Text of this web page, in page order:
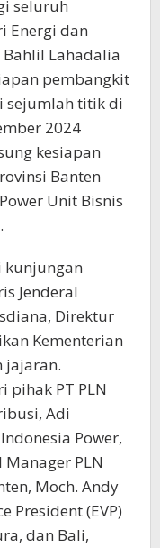
seluruh
Energi dan
Bahlil Lahadalia
pembangkit
sejumlah titik di
2024
kesiapan
Banten
Unit Bisnis
kunjungan
Jenderal
Direktur
Kementerian
jajaran.
pihak PT PLN
Adi
Power,
PLN
Moch. Andy
President (EVP)
dan Bali,